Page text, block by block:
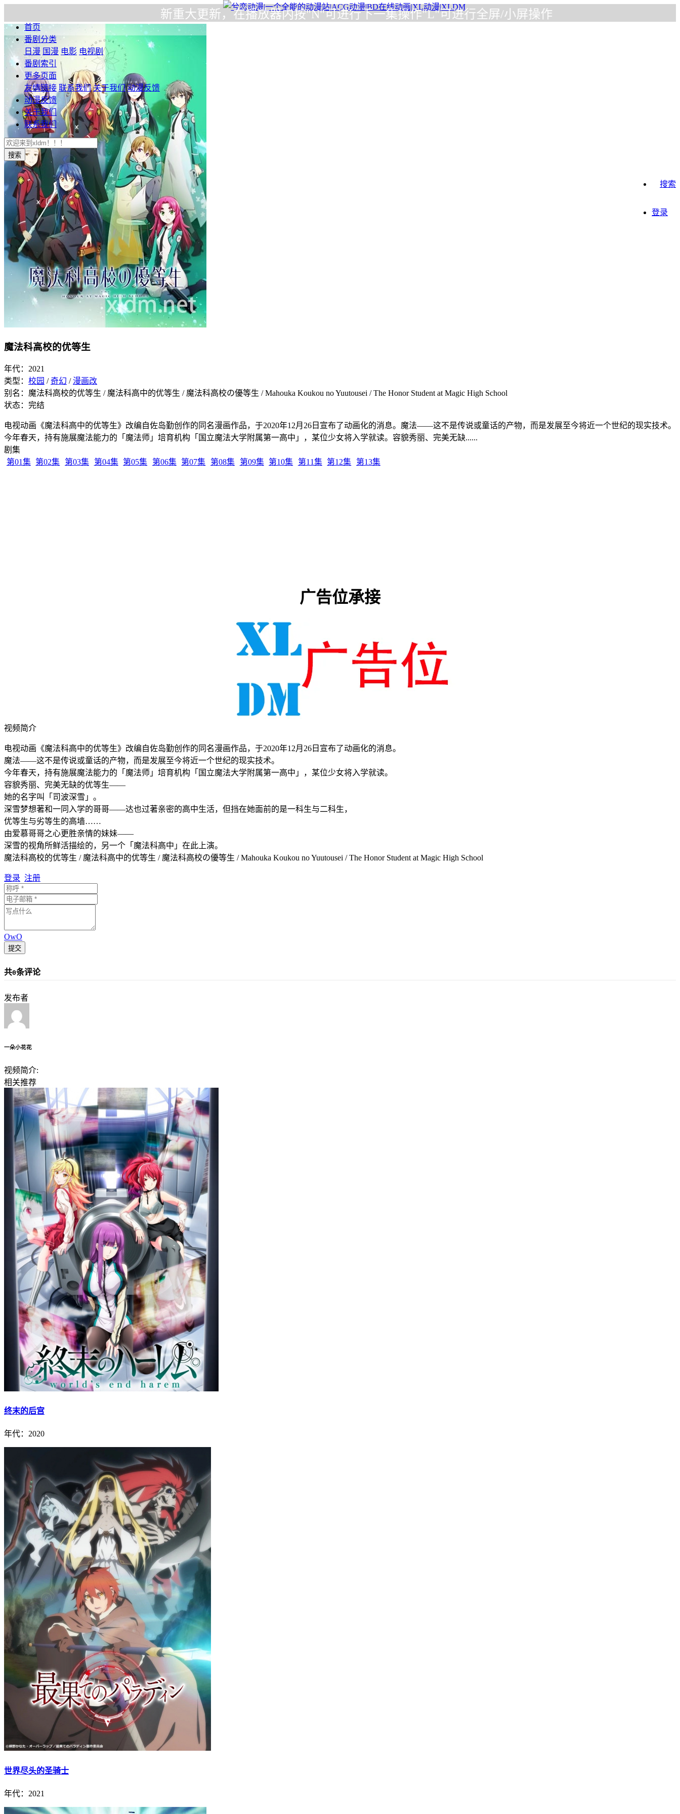
首页
番剧分类
日漫 国漫 电影 电视剧
番剧索引
更多页面
友情链接 联系我们 关于我们 动漫反馈
动漫反馈
关于我们
联系我们
搜索
搜索
登录
新重大更新，在播放器内按"N"可进行下一集操作"L"可进行全屏/小屏操作
魔法科高校的优等生
年代：2021
类型： 校园 /奇幻 / 漫画改
别名：魔法科高校的优等生 / 魔法科高中的优等生 / 魔法科高校の優等生 / Mahouka Koukou no Yuutousei / The Honor Student at Magic High School
状态：完结
电视动画《魔法科高中的优等生》改编自佐岛勤创作的同名漫画作品，于2020年12月26日宣布了动画化的消息。魔法——这不是传说或童话的产物，而是发展至今将近一个世纪的现实技术。
今年春天，持有施展魔法能力的「魔法师」培育机构「国立魔法大学附属第一高中」，某位少女将入学就读。容貌秀丽、完美无缺......
剧集
第01集
第02集 第03集 第04集 第05集 第06集 第07集 第08集 第09集 第10集 第11集 第12集 第13集
广告位承接
视频简介
电视动画《魔法科高中的优等生》改编自佐岛勤创作的同名漫画作品，于2020年12月26日宣布了动画化的消息。
魔法——这不是传说或童话的产物，而是发展至今将近一个世纪的现实技术。
今年春天，持有施展魔法能力的「魔法师」培育机构「国立魔法大学附属第一高中」，某位少女将入学就读。
容貌秀丽、完美无缺的优等生——
她的名字叫「司波深雪」。
深雪梦想著和一同入学的哥哥——达也过著亲密的高中生活，但挡在她面前的是一科生与二科生，
优等生与劣等生的高墙……
由爱慕哥哥之心更胜亲情的妹妹——
深雪的视角所鲜活描绘的，另一个「魔法科高中」在此上演。
魔法科高校的优等生 / 魔法科高中的优等生 / 魔法科高校の優等生 / Mahouka Koukou no Yuutousei / The Honor Student at Magic High School
登录 注册
OwO
提交
共0条评论
发布者
一朵小花花
视频简介:
相关推荐
终末的后宫
年代：2020
世界尽头的圣骑士
年代：2021